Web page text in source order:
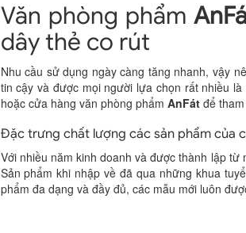
Văn phòng phẩm
dây thẻ co rút
Nhu cầu sử dụng ngày càng tăng nhanh, vậy
tin cậy và được mọi người lựa chọn rất nhiều là
hoặc cửa hàng văn phòng phẩm AnFát để
Đặc trưng chất lượng các sản phẩm của
Với nhiều năm kinh doanh và được thành lập
Sản phẩm khi nhập về đã qua những khua
phẩm đa dạng và đầy đủ, các mẫu mới luôn